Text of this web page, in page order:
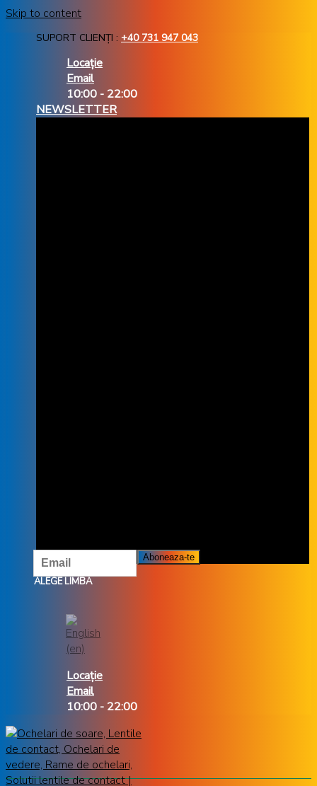
Skip to content
SUPORT CLIENȚI : +40 731 947 043
Locație
Email
10:00 - 22:00
NEWSLETTER
ALEGE LIMBA
Locație
Email
10:00 - 22:00